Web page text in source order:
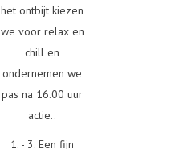
het ontbijt kiezen
we voor relax en
chill en
ondernemen we
pas na 16.00 uur
actie..
1. - 3. Een fijn